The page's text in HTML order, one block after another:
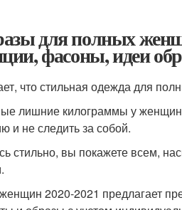
для полных
фасоны, идеи
что стильная одежда для
лишние килограммы у
и не следить за собой.
стильно, вы покажете всем,
2020-2021 предлагает